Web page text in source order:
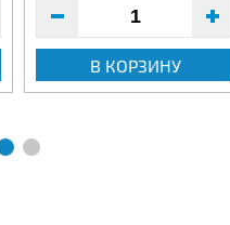
В КОРЗИНУ